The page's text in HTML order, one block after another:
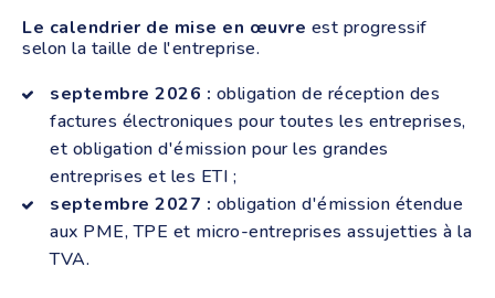
Le calendrier de mise en œuvre est progressif
selon la taille de l'entreprise.
septembre 2026 : obligation de réception des
factures électroniques pour toutes les entreprises,
et obligation d'émission pour les grandes
entreprises et les ETI ;
septembre 2027 : obligation d'émission étendue
aux PME, TPE et micro-entreprises assujetties à la
TVA.